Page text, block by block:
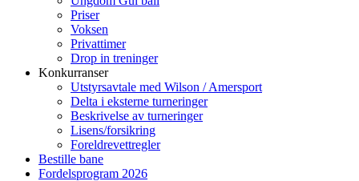
Priser
Voksen
Privattimer
Drop in treninger
Konkurranser
Utstyrsavtale med Wilson / Amersport
Delta i eksterne turneringer
Beskrivelse av turneringer
Lisens/forsikring
Foreldrevettregler
Bestille bane
Fordelsprogram 2026